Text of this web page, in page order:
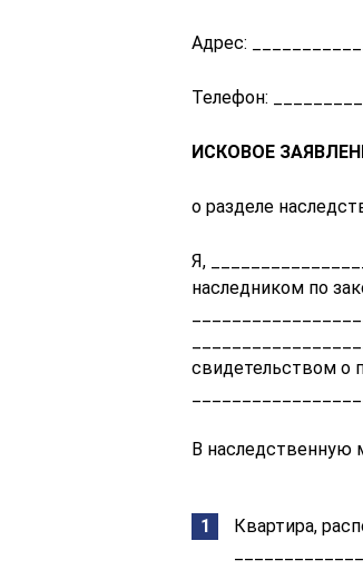
Адрес:
Телефон:
ИСКОВОЕ
о разделе
Я,
наследником по
свидетельством о
В наследственную
Квартира,